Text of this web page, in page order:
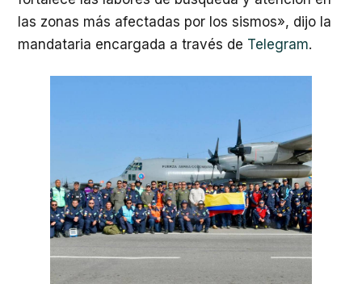
las zonas más afectadas por los sismos», dijo la
mandataria encargada a través de Telegram.